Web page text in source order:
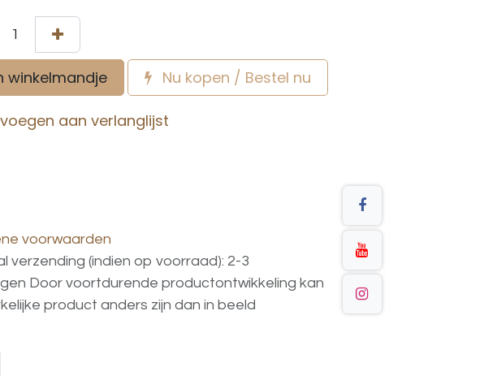
winkelmandje Nu kopen / Bestel nu
aan verlanglijst
voorwaarden
verzending (indien op voorraad): 2-3
Door voortdurende productontwikkeling kan
product anders zijn dan in beeld